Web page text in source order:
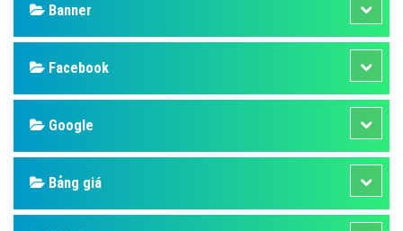
Banner
Facebook
Google
Bảng giá